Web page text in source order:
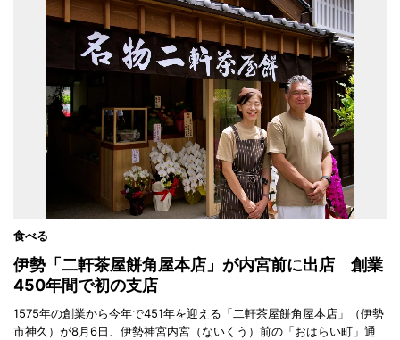
食べる
伊勢「二軒茶屋餅角屋本店」が内宮前に出店 創業
450年間で初の支店
1575年の創業から今年で451年を迎える「二軒茶屋餅角屋本店」（伊勢
市神久）が8月6日、伊勢神宮内宮（ないくう）前の「おはらい町」通